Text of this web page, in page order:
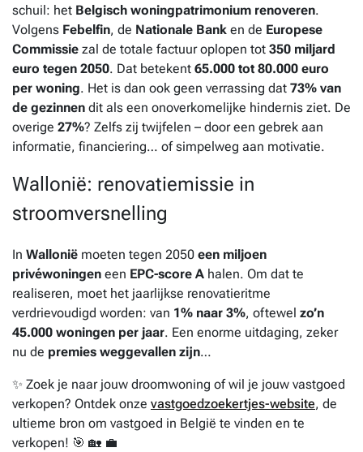
schuil: het Belgisch woningpatrimonium renoveren.
Volgens Febelfin, de Nationale Bank en de Europese
Commissie zal de totale factuur oplopen tot 350 miljard
euro tegen 2050. Dat betekent 65.000 tot 80.000 euro
per woning. Het is dan ook geen verrassing dat 73% van
de gezinnen dit als een onoverkomelijke hindernis ziet. De
overige 27%? Zelfs zij twijfelen – door een gebrek aan
informatie, financiering… of simpelweg aan motivatie.
Wallonië: renovatiemissie in
stroomversnelling
In Wallonië moeten tegen 2050 een miljoen
privéwoningen een EPC-score A halen. Om dat te
realiseren, moet het jaarlijkse renovatieritme
verdrievoudigd worden: van 1% naar 3%, oftewel zo’n
45.000 woningen per jaar. Een enorme uitdaging, zeker
nu de premies weggevallen zijn…
✨ Zoek je naar jouw droomwoning of wil je jouw vastgoed
verkopen? Ontdek onze vastgoedzoekertjes-website, de
ultieme bron om vastgoed in België te vinden en te
verkopen! 🎯 🏡 💼